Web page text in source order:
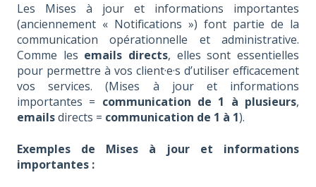
Les Mises à jour et informations importantes
(anciennement « Notifications ») font partie de la
communication opérationnelle et administrative.
Comme les emails directs, elles sont essentielles
pour permettre à vos client·e·s d’utiliser efficacement
vos services. (Mises à jour et informations
importantes = communication de 1 à plusieurs,
emailsdirects = communication de 1 à 1).
Exemples de Mises à jour et informations
importantes :